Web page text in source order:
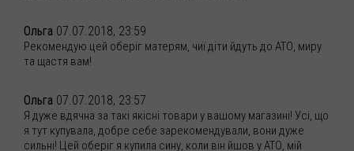
Ольга 07.07.2018, 23:59
Рекомендую цей оберіг матерям, чиї діти йдуть до АТО, миру
та щастя вам!
Ольга 07.07.2018, 23:57
Я дуже вдячна за такі якісні товари у вашому магазині! Усі, що
я тут купувала, добре себе зарекомендували, вони дуже
сильні! Цей оберіг я купила сину, коли він йшов у АТО, мій